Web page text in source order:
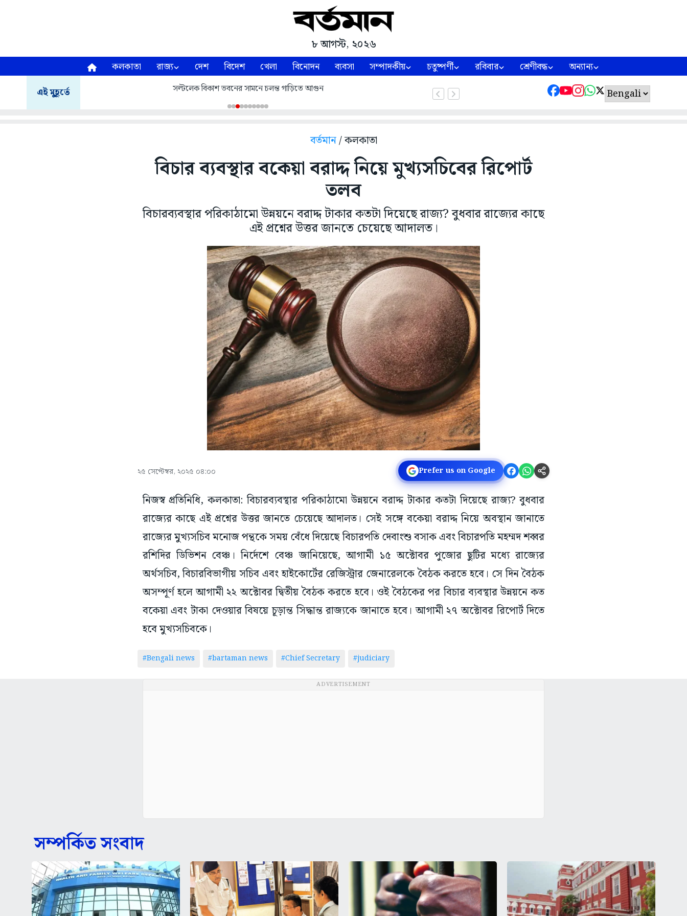
৮ আগস্ট, ২০২৬
কলকাতা রাজ্য দেশ বিদেশ খেলা বিনোদন ব্যবসা সম্পাদকীয় চতুষ্পর্ণী রবিবার শ্রেণীবদ্ধ অন্যান্য
এই মুহূর্তে সল্টলেক বিকাশ ভবনের সামনে চলন্ত গাড়িতে আগুন
বর্তমান/ কলকাতা
বিচার ব্যবস্থার বকেয়া বরাদ্দ নিয়ে মুখ্যসচিবের রিপোর্ট
তলব
বিচারব্যবস্থার পরিকাঠামো উন্নয়নে বরাদ্দ টাকার কতটা দিয়েছে রাজ্য? বুধবার রাজ্যের কাছে
এই প্রশ্নের উত্তর জানতে চেয়েছে আদালত।
২৫ সেপ্টেম্বর, ২০২৫ ০৪:০০ Prefer us on Google
নিজস্ব প্রতিনিধি, কলকাতা: বিচারব্যবস্থার পরিকাঠামো উন্নয়নে বরাদ্দ টাকার কতটা দিয়েছে রাজ্য? বুধবার
রাজ্যের কাছে এই প্রশ্নের উত্তর জানতে চেয়েছে আদালত। সেই সঙ্গে বকেয়া বরাদ্দ নিয়ে অবস্থান জানাতে
রাজ্যের মুখ্যসচিব মনোজ পন্থকে সময় বেঁধে দিয়েছে বিচারপতি দেবাংশু বসাক এবং বিচারপতি মহম্মদ শব্বর
রশিদির ডিভিশন বেঞ্চ। নির্দেশে বেঞ্চ জানিয়েছে, আগামী ১৫ অক্টোবর পুজোর ছুটির মধ্যে রাজ্যের
অর্থসচিব, বিচারবিভাগীয় সচিব এবং হাইকোর্টের রেজিস্ট্রার জেনারেলকে বৈঠক করতে হবে। সে দিন বৈঠক
অসম্পূর্ণ হলে আগামী ২২ অক্টোবর দ্বিতীয় বৈঠক করতে হবে। ওই বৈঠকের পর বিচার ব্যবস্থার উন্নয়নে কত
বকেয়া এবং টাকা দেওয়ার বিষয়ে চূড়ান্ত সিদ্ধান্ত রাজ্যকে জানাতে হবে। আগামী ২৭ অক্টোবর রিপোর্ট দিতে
হবে মুখ্যসচিবকে।
#Bengali news #bartaman news #Chief Secretary #judiciary
ADVERTISEMENT
সম্পর্কিত সংবাদ